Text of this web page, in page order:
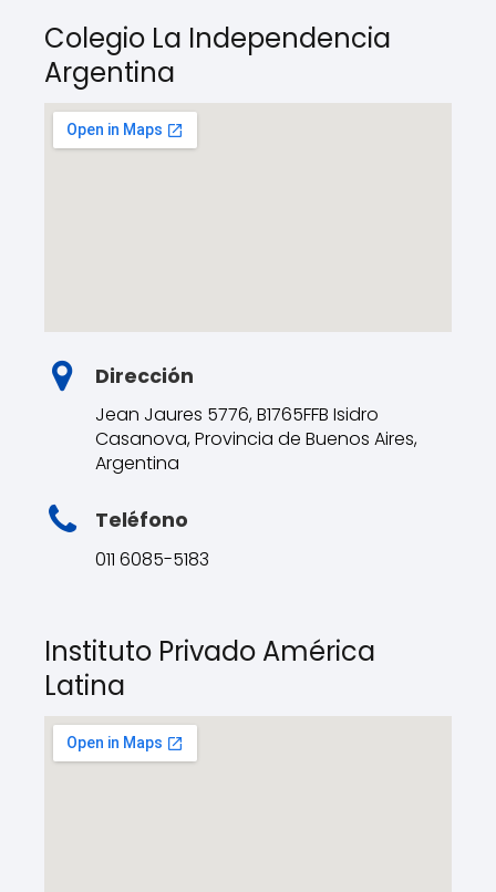
Colegio La Independencia
Argentina
Dirección
Jean Jaures 5776, B1765FFB Isidro
Casanova, Provincia de Buenos Aires,
Argentina
Teléfono
011 6085-5183
Instituto Privado América
Latina